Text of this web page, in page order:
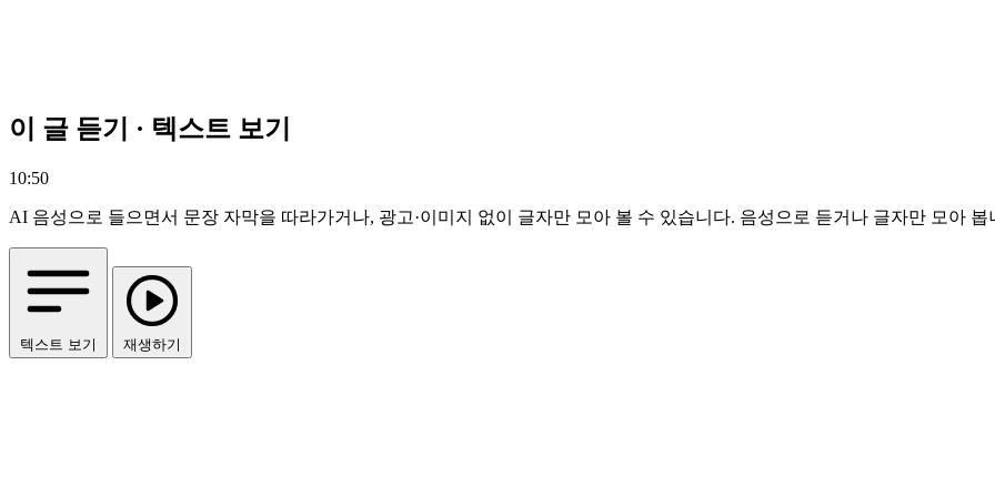
이 글 듣기 · 텍스트 보기
10:50
AI 음성으로 들으면서 문장 자막을 따라가거나, 광고·이미지 없이 글자만 모아 볼 수 있습니다. 음성으로 듣거나 글자만 모아 봅
텍스트 보기 재생하기